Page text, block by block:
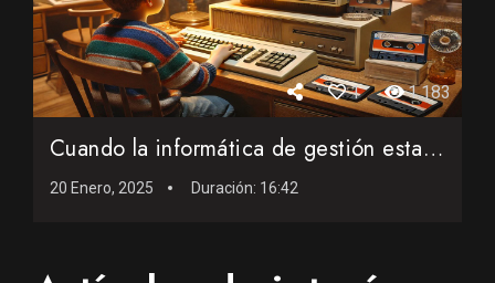
1 1.183
Cuando la informática de gestión estaba vetada para los ni...
20 Enero, 2025 Duración: 16:42